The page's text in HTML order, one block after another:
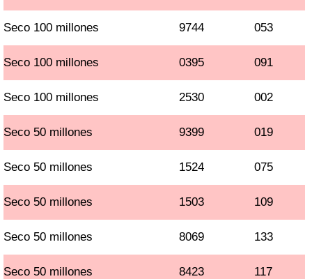
Seco 100 millones 9744 053
Seco 100 millones 0395 091
Seco 100 millones 2530 002
Seco 50 millones 9399 019
Seco 50 millones 1524 075
Seco 50 millones 1503 109
Seco 50 millones 8069 133
Seco 50 millones 8423 117